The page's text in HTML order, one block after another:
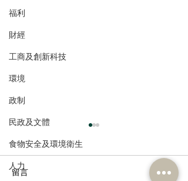
福利
財經
工商及創新科技
環境
政制
民政及文體
食物安全及環境衛生
人力
留言